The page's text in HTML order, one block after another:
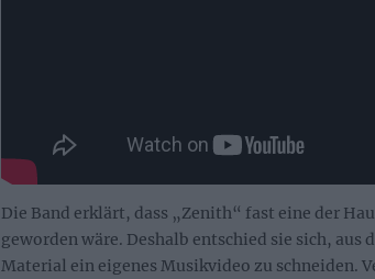
Die Band erklärt, dass „Zenith“ fast eine der
geworden wäre. Deshalb entschied sie sich, aus
Material ein eigenes Musikvideo zu schneiden.